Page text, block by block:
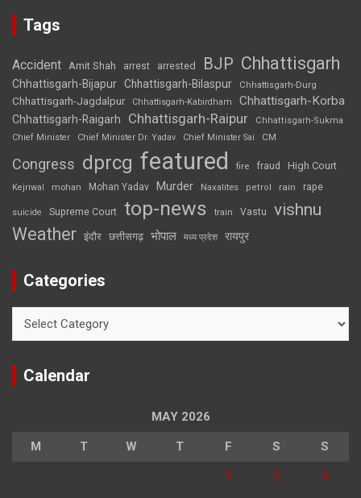
Tags
Accident Amit Shah arrest arrested BJP Chhattisgarh
Chhattisgarh-Bijapur Chhattisgarh-Bilaspur Chhattisgarh-Durg
Chhattisgarh-Jagdalpur Chhattisgarh-Kabirdham Chhattisgarh-Korba
Chhattisgarh-Raigarh Chhattisgarh-Raipur
Chhattisgarh-Sukma
Chief Minister
Chief Minister Dr. Yadav Chief Minister Sai CM
Congress dprcg featured fire fraud High Court
Kejriwal mohan Mohan Yadav Murder Naxalites petrol rain rape
suicide Supreme Court top-news train Vastu vishnu
Weather इंदौर छत्तीसगढ़ भोपाल मध्य प्रदेश रायपुर
Categories
Calendar
MAY 2026
M T W T F S S
1 2 3